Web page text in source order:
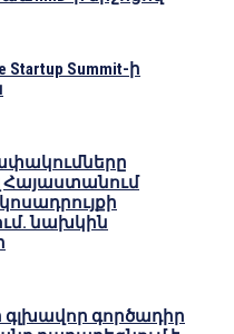
Startup Summit-ի
Հայաստանում
նախկին
գլխավոր գործադիր